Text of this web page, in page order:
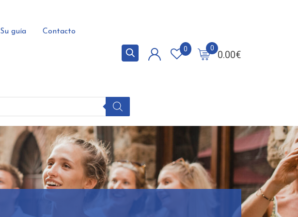
Su guía Contacto
0.00€
0
0